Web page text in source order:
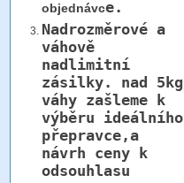
objednávce.
Nadrozměrové a
váhově
nadlimitní
zásilky. nad 5kg
váhy zašleme k
výběru ideálního
přepravce,a
návrh ceny k
odsouhlasu